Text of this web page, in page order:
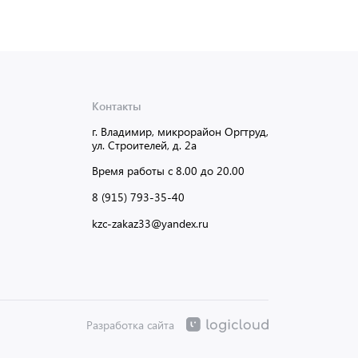
Контакты
г. Владимир, микрорайон Оргтруд,
ул. Строителей, д. 2а
Время работы с 8.00 до 20.00
8 (915) 793-35-40
kzc-zakaz33@yandex.ru
Разработка сайта